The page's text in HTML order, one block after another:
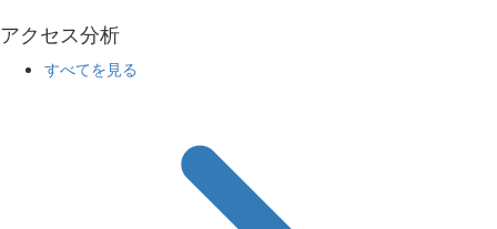
アクセス分析
すべてを見る